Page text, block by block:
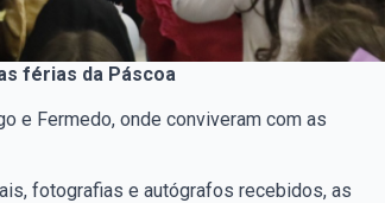
férias da Páscoa
e Fermedo, onde conviveram com as
fotografias e autógrafos recebidos, as